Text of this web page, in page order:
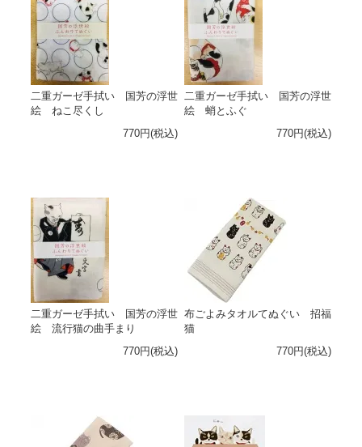
二重ガーゼ手拭い 国芳の浮世
絵 ねこ尽くし
770円(税込)
二重ガーゼ手拭い 国芳の浮世
絵 蛸とふぐ
770円(税込)
二重ガーゼ手拭い 国芳の浮世
絵 流行猫の曲手まり
770円(税込)
布ごよみタオルてぬぐい 招福
猫
770円(税込)